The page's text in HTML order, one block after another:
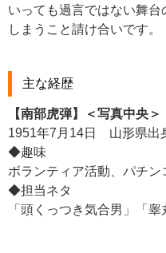
いっても過言ではない舞
しまうこと請け合いです。
主な経歴
【南部虎弾】＜写真中央＞
1951年7月14日 山形県
◆趣味
ボランティア活動、パチ
◆担当ネタ
「頭くっつき気合男」「